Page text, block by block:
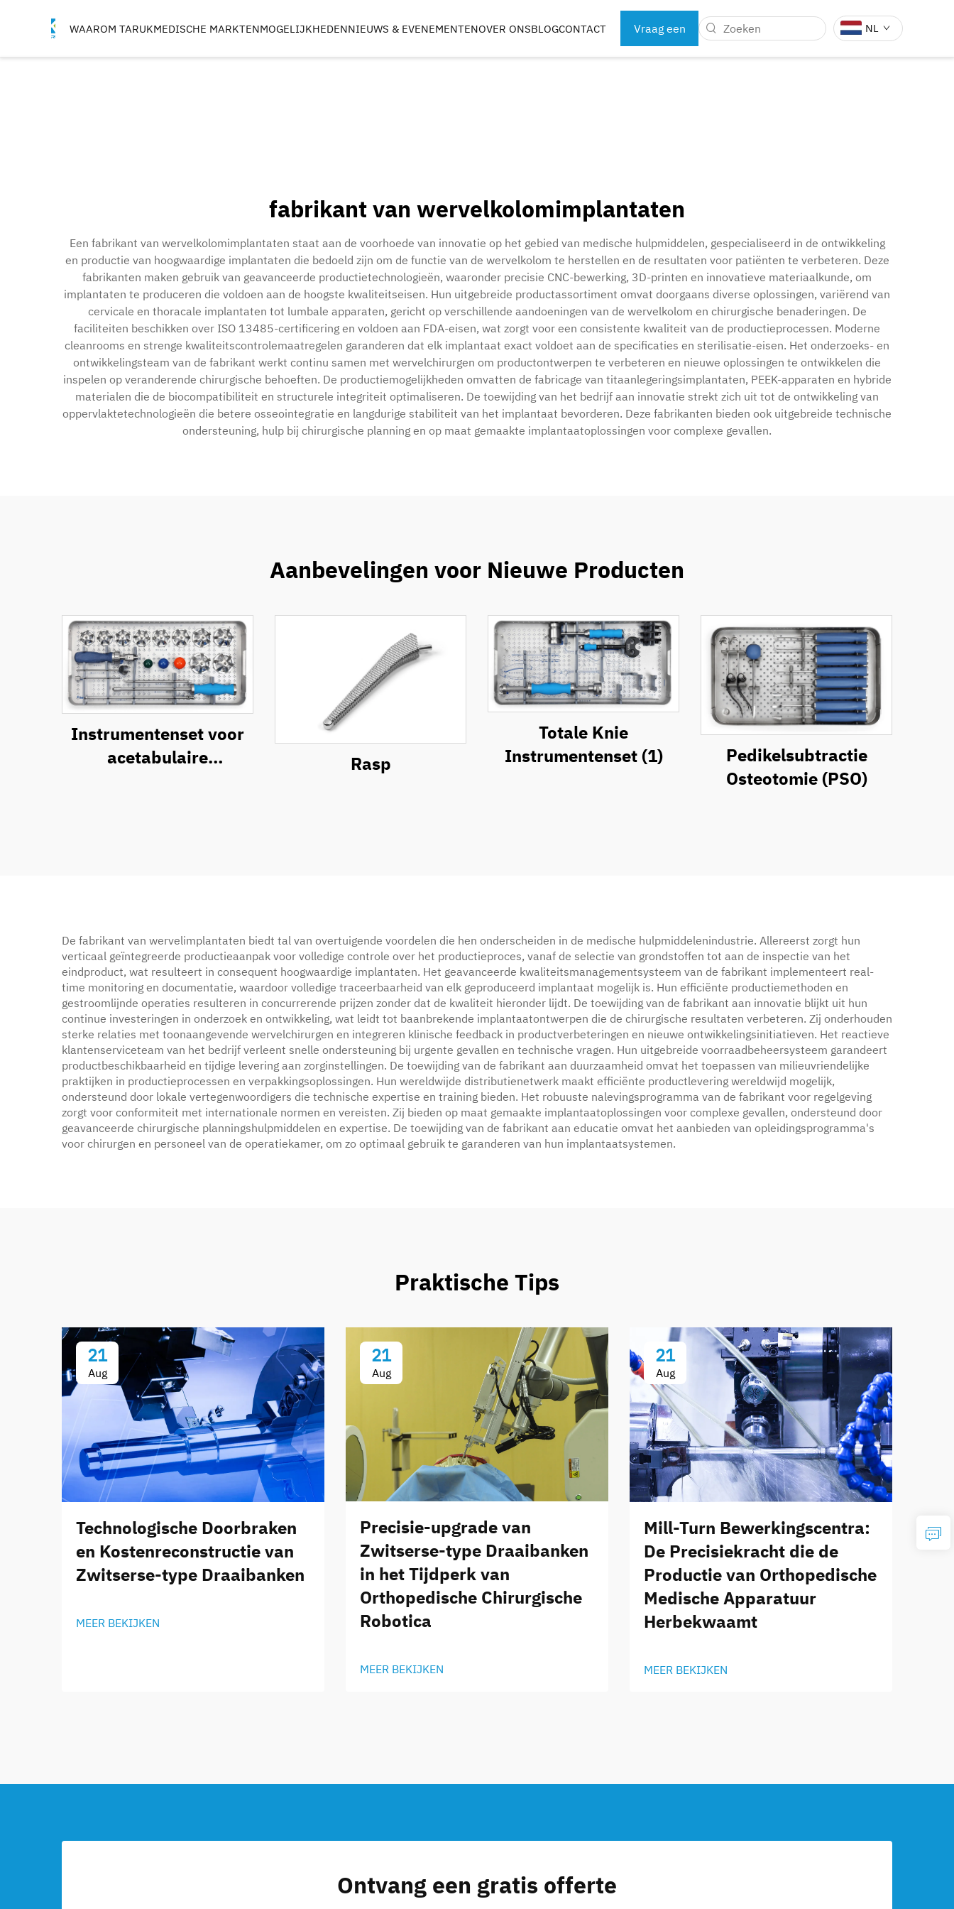
WAAROM TARUKMEDISCHE MARKTEN
BOORHULPSTUKKEN
MOGELIJKHEDENNIEUWS & EVENEMENTENOVER ONSBLOGCONTACT Vraag een NL
fabrikant van wervelkolomimplantaten
Een fabrikant van wervelkolomimplantaten staat aan de voorhoede van innovatie op het gebied van medische hulpmiddelen, gespecialiseerd in de ontwikkeling
en productie van hoogwaardige implantaten die bedoeld zijn om de functie van de wervelkolom te herstellen en de resultaten voor patiënten te verbeteren. Deze
fabrikanten maken gebruik van geavanceerde productietechnologieën, waaronder precisie CNC-bewerking, 3D-printen en innovatieve materiaalkunde, om
implantaten te produceren die voldoen aan de hoogste kwaliteitseisen. Hun uitgebreide productassortiment omvat doorgaans diverse oplossingen, variërend van
cervicale en thoracale implantaten tot lumbale apparaten, gericht op verschillende aandoeningen van de wervelkolom en chirurgische benaderingen. De
faciliteiten beschikken over ISO 13485-certificering en voldoen aan FDA-eisen, wat zorgt voor een consistente kwaliteit van de productieprocessen. Moderne
cleanrooms en strenge kwaliteitscontrolemaatregelen garanderen dat elk implantaat exact voldoet aan de specificaties en sterilisatie-eisen. Het onderzoeks- en
ontwikkelingsteam van de fabrikant werkt continu samen met wervelchirurgen om productontwerpen te verbeteren en nieuwe oplossingen te ontwikkelen die
inspelen op veranderende chirurgische behoeften. De productiemogelijkheden omvatten de fabricage van titaanlegeringsimplantaten, PEEK-apparaten en hybride
materialen die de biocompatibiliteit en structurele integriteit optimaliseren. De toewijding van het bedrijf aan innovatie strekt zich uit tot de ontwikkeling van
oppervlaktetechnologieën die betere osseointegratie en langdurige stabiliteit van het implantaat bevorderen. Deze fabrikanten bieden ook uitgebreide technische
ondersteuning, hulp bij chirurgische planning en op maat gemaakte implantaatoplossingen voor complexe gevallen.
Aanbevelingen voor Nieuwe Producten
Instrumentenset voor
acetabulaire
Rasp
Totale Knie
Instrumentenset (1)
Pedikelsubtractie
Osteotomie (PSO)
De fabrikant van wervelimplantaten biedt tal van overtuigende voordelen die hen onderscheiden in de medische hulpmiddelenindustrie. Allereerst zorgt hun
verticaal geïntegreerde productieaanpak voor volledige controle over het productieproces, vanaf de selectie van grondstoffen tot aan de inspectie van het
eindproduct, wat resulteert in consequent hoogwaardige implantaten. Het geavanceerde kwaliteitsmanagementsysteem van de fabrikant implementeert real-
time monitoring en documentatie, waardoor volledige traceerbaarheid van elk geproduceerd implantaat mogelijk is. Hun efficiënte productiemethoden en
gestroomlijnde operaties resulteren in concurrerende prijzen zonder dat de kwaliteit hieronder lijdt. De toewijding van de fabrikant aan innovatie blijkt uit hun
continue investeringen in onderzoek en ontwikkeling, wat leidt tot baanbrekende implantaatontwerpen die de chirurgische resultaten verbeteren. Zij onderhouden
sterke relaties met toonaangevende wervelchirurgen en integreren klinische feedback in productverbeteringen en nieuwe ontwikkelingsinitiatieven. Het reactieve
klantenserviceteam van het bedrijf verleent snelle ondersteuning bij urgente gevallen en technische vragen. Hun uitgebreide voorraadbeheersysteem garandeert
productbeschikbaarheid en tijdige levering aan zorginstellingen. De toewijding van de fabrikant aan duurzaamheid omvat het toepassen van milieuvriendelijke
praktijken in productieprocessen en verpakkingsoplossingen. Hun wereldwijde distributienetwerk maakt efficiënte productlevering wereldwijd mogelijk,
ondersteund door lokale vertegenwoordigers die technische expertise en training bieden. Het robuuste nalevingsprogramma van de fabrikant voor regelgeving
zorgt voor conformiteit met internationale normen en vereisten. Zij bieden op maat gemaakte implantaatoplossingen voor complexe gevallen, ondersteund door
geavanceerde chirurgische planningshulpmiddelen en expertise. De toewijding van de fabrikant aan educatie omvat het aanbieden van opleidingsprogramma's
voor chirurgen en personeel van de operatiekamer, om zo optimaal gebruik te garanderen van hun implantaatsystemen.
Praktische Tips
21
Aug
Technologische Doorbraken
en Kostenreconstructie van
Zwitserse-type Draaibanken
MEER BEKIJKEN
21
Aug
Precisie-upgrade van
Zwitserse-type Draaibanken
in het Tijdperk van
Orthopedische Chirurgische
Robotica
MEER BEKIJKEN
21
Aug
Mill-Turn Bewerkingscentra:
De Precisiekracht die de
Productie van Orthopedische
Medische Apparatuur
Herbekwaamt
MEER BEKIJKEN
Ontvang een gratis offerte